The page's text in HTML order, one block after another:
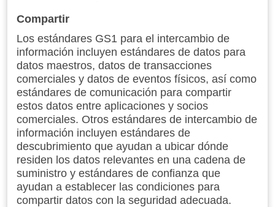
Compartir
Los estándares GS1 para el intercambio de
información incluyen estándares de datos para
datos maestros, datos de transacciones
comerciales y datos de eventos físicos, así como
estándares de comunicación para compartir
estos datos entre aplicaciones y socios
comerciales. Otros estándares de intercambio de
información incluyen estándares de
descubrimiento que ayudan a ubicar dónde
residen los datos relevantes en una cadena de
suministro y estándares de confianza que
ayudan a establecer las condiciones para
compartir datos con la seguridad adecuada.